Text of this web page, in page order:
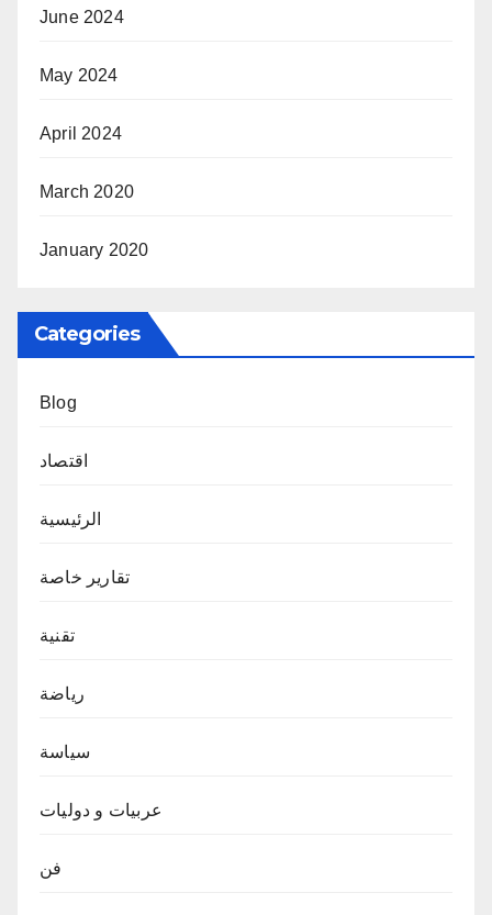
June 2024
May 2024
April 2024
March 2020
January 2020
Categories
Blog
اقتصاد
الرئيسية
تقارير خاصة
تقنية
رياضة
سياسة
عربيات و دوليات
فن